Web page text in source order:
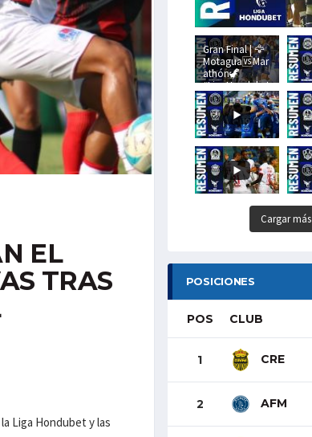
EL
TRAS
Liga Hondubet y las
Gran Final | 🦅
Motagua🆚Mar
athón🦖
#LigaHondubet
Cargar más
POSICIONES
POS CLUB
1 CRE
2 AFM